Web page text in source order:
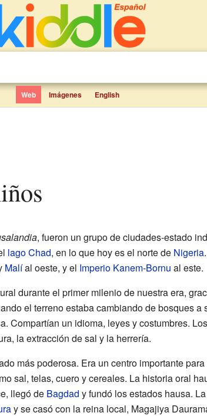
Web Imágenes English
, fueron un grupo de ciudades-estado
lago Chad, en lo que hoy es el norte de Nigeria
Malíal oeste, y el Imperio Kanem-Bornu al este.
durante el primer milenio de nuestra era,
el terreno estaba cambiando de bosques a
Compartían un idioma, leyes y costumbres.
la extracción de sal y la herrería.
más poderosa. Era un centro importante
sal, telas, cuero y cereales. La historia oral
llegó de Bagdad y fundó los estados hausa.
y se casó con la reina local, Magajiya